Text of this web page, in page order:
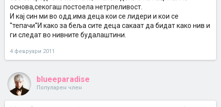
основа,секогаш постоела нетрпеливост.
И кај син ми во одд.има деца кои се лидери и кои се
''тепачи''И како за беља сите деца сакаат да бидат како нив и
ги следат во нивните будалаштини.
4 февруари 2011
blueeparadise
Популарен член